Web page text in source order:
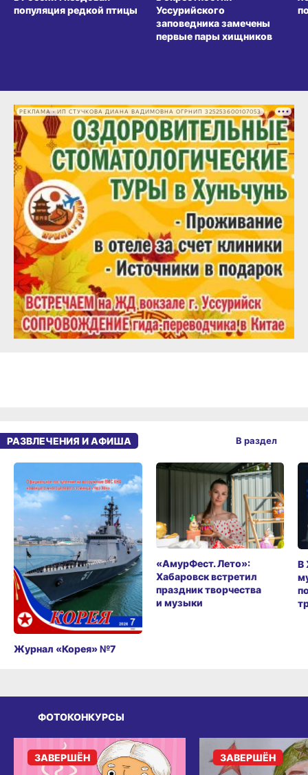
популяция редкой птицы
Уссурийского
заповедника замечены
первые пары хищников
РЕКЛАМА • ИП СТУЧКОВА ДИАНА ВАДИМОВНА ОГРНИП 325253600107053
РАЗВЛЕЧЕНИЯ И АФИША
Журнал «Корея» №7
«АмурФест. Лето»:
Хабаровск встретил
праздник творчества
и музыки
В
В раздел
ФОТОКОНКУРСЫ
ЗАВЕРШЁН ЗАВЕРШЁН